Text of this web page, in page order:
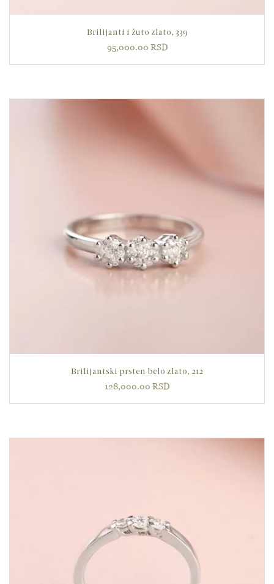
Brilijanti i žuto zlato, 339
95,000.00 RSD
Brilijantski prsten belo zlato, 212
128,000.00 RSD